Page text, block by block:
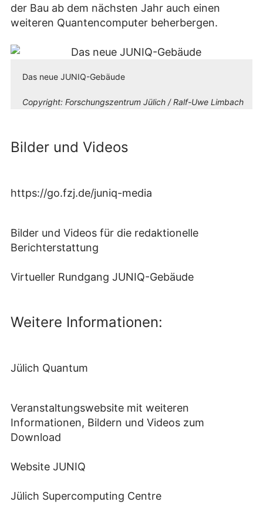
der Bau ab dem nächsten Jahr auch einen
weiteren Quantencomputer beherbergen.
Das neue JUNIQ-Gebäude
Copyright: Forschungszentrum Jülich / Ralf-Uwe Limbach
Bilder und Videos
https://go.fzj.de/juniq-media
Bilder und Videos für die redaktionelle
Berichterstattung
Virtueller Rundgang JUNIQ-Gebäude
Weitere Informationen:
Jülich Quantum
Veranstaltungswebsite mit weiteren
Informationen, Bildern und Videos zum
Download
Website JUNIQ
Jülich Supercomputing Centre